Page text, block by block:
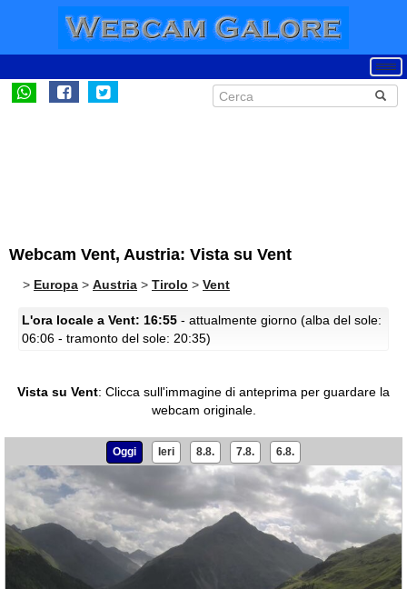
Webcam Vent, Austria: Vista su Vent
> Europa > Austria > Tirolo > Vent
L'ora locale a Vent: 16:55 - attualmente giorno (alba del sole:
06:06 - tramonto del sole: 20:35)
Vista su Vent: Clicca sull'immagine di anteprima per guardare la
webcam originale.
Oggi Ieri 8.8. 7.8. 6.8.